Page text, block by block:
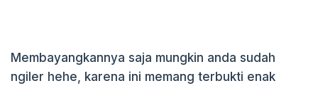
Membayangkannya saja mungkin anda sudah
ngiler hehe, karena ini memang terbukti enak